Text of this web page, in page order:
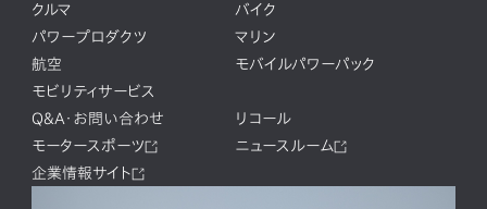
クルマ
バイク
パワープロダクツ
マリン
航空
モバイルパワーパック
モビリティサービス
Q&A・お問い合わせ
リコール
モータースポーツ
ニュースルーム
企業情報サイト